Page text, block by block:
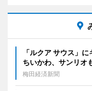
「ルクア サウス」
ちいかわ、サンリオ
梅田経済新聞